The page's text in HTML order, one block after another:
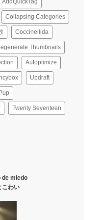
Collapsing Categories
Coccinellida
Thumbnails
Autoptimize
Updraft
Twenty Seventeen
de miedo
こわい